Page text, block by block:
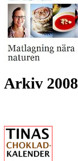
Arkiv 2008